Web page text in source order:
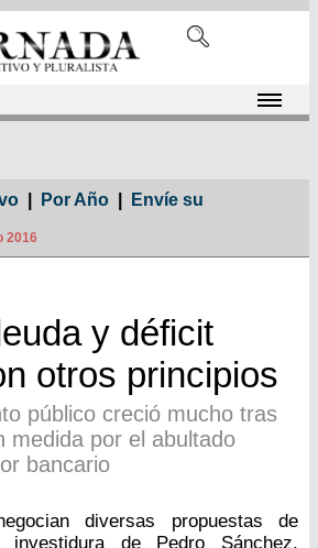
Por Año
Envíe su
2016
y déficit
otros principios
público creció mucho tras
medida por el abultado
bancario
diversas propuestas de
de Pedro Sánchez,